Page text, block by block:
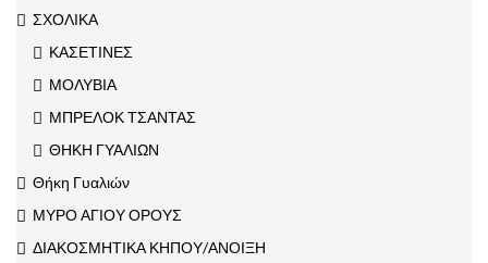
ΣΧΟΛΙΚΑ
ΚΑΣΕΤΙΝΕΣ
ΜΟΛΥΒΙΑ
ΜΠΡΕΛΟΚ ΤΣΑΝΤΑΣ
ΘΗΚΗ ΓΥΑΛΙΩΝ
Θήκη Γυαλιών
ΜΥΡΟ ΑΓΙΟΥ ΟΡΟΥΣ
ΔΙΑΚΟΣΜΗΤΙΚΑ ΚΗΠΟΥ/ΑΝΟΙΞΗ